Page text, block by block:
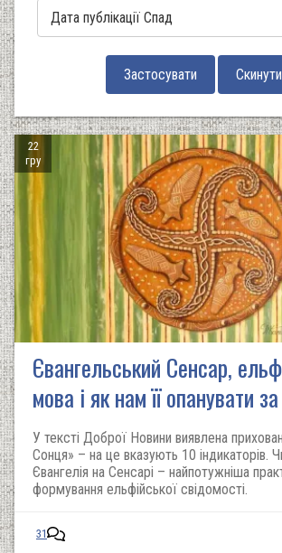
22
гру
Євангельський Сенсар,
мова і як нам її опанувати
У тексті Доброї Новини виявлена
Сонця» – на це вказують 10 індикаторів.
Євангелія на Сенсарі – найпотужніша
формування ельфійської свідомості.
31